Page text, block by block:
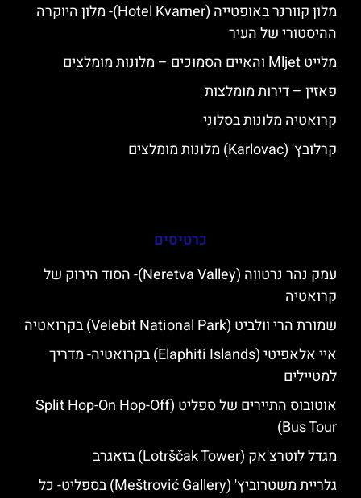
מלון קוורנר באופטייה (Hotel Kvarner)- מלון היוקרה
ההיסטורי של העיר
מלייט Mljet והאיים הסמוכים – מלונות מומלצים
פאזין – דירות מומלצות
קרואטיה מלונות בסלוני
קרלובץ' (Karlovac) מלונות מומלצים
כרטיסים
עמק נהר נרטווה (Neretva Valley)- הסוד הירוק של
קרואטיה
שמורת הרי וולביט (Velebit National Park) בקרואטיה
איי אלאפיטי (Elaphiti Islands) בקרואטיה- מדריך
למטיילים
אוטובוס התיירים של ספליט (Split Hop-On Hop-Off
Bus Tour)
מגדל לוטרצ'אק (Lotrščak Tower) בזאגרב
גלריית משטרוביץ' (Meštrović Gallery) בספליט- כל